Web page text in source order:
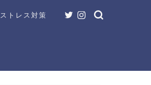
ストレス対策